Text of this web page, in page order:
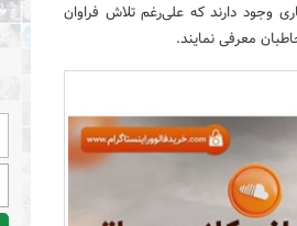
وجود دارند که علی‌رغم تلاش فراوان
معرفی نمایند.